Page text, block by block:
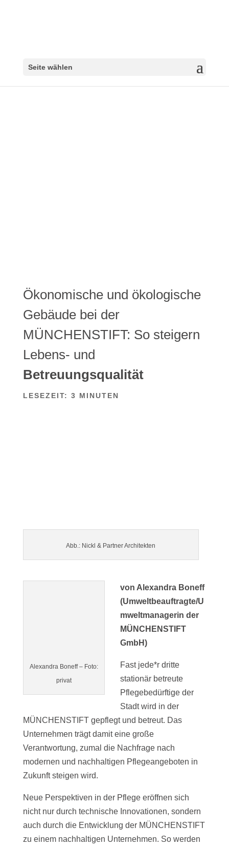
Seite wählen
Ökonomische und ökologische
Gebäude bei der
MÜNCHENSTIFT: So steigern
Lebens- und
Betreuungsqualität
LESEZEIT: 3 MINUTEN
Abb.: Nickl & Partner Architekten
Alexandra Boneff – Foto:
privat
von Alexandra Boneff
(Umweltbeauftragte/U
mweltmanagerin der
MÜNCHENSTIFT
GmbH)
Fast jede*r dritte
stationär betreute
Pflegebedürftige der
Stadt wird in der
MÜNCHENSTIFT gepflegt und betreut. Das
Unternehmen trägt damit eine große
Verantwortung, zumal die Nachfrage nach
modernen und nachhaltigen Pflegeangeboten in
Zukunft steigen wird.
Neue Perspektiven in der Pflege eröffnen sich
nicht nur durch technische Innovationen, sondern
auch durch die Entwicklung der MÜNCHENSTIFT
zu einem nachhaltigen Unternehmen. So werden